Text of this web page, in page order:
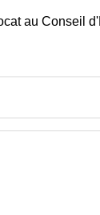
au Conseil